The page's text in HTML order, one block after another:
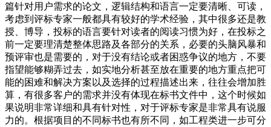
篇针对用户需求的论文，逻辑结构和语言一定要清晰、可读，
考虑到评标专家一般都具有较好的学术经验，其中很多还是教
授、博导，投标的语言要针对读者的阅读习惯为好，在投标之
前一定要理清楚整体思路及各部分的关系，必要的头脑风暴和
预评审也是需要的，对于没有结论或者困惑争议的地方，不要
指望能够糊弄过去，如实地分析甚至放在重要的地方重点把可
能的困难和解决方案以及选择的过程描述出来，往往会增加胜
算，有很多客户的需求并没有体现在标书文件中，这个时候如
果说明非常详细和具有针对性，对于评标专家是非常具有说服
力的。根据项目的不同标书也有所不同，如工程类进一步可分